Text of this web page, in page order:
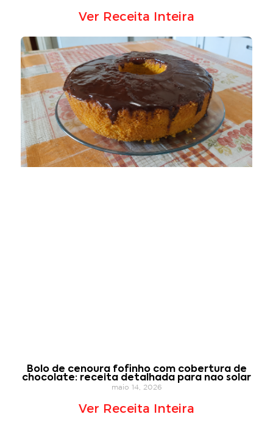
Ver Receita Inteira
Bolo de cenoura fofinho com cobertura de
chocolate: receita detalhada para nao solar
maio 14, 2026
Ver Receita Inteira